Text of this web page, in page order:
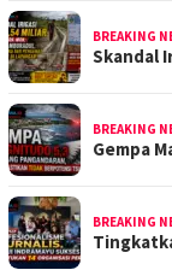
BREAKING
Skandal
BREAKING
Gempa
BREAKING